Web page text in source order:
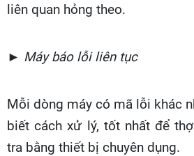
liên quan hỏng theo.
► Máy báo lỗi liên tục
Mỗi dòng máy có mã lỗi khác
biết cách xử lý, tốt nhất để
tra bằng thiết bị chuyên dụng.